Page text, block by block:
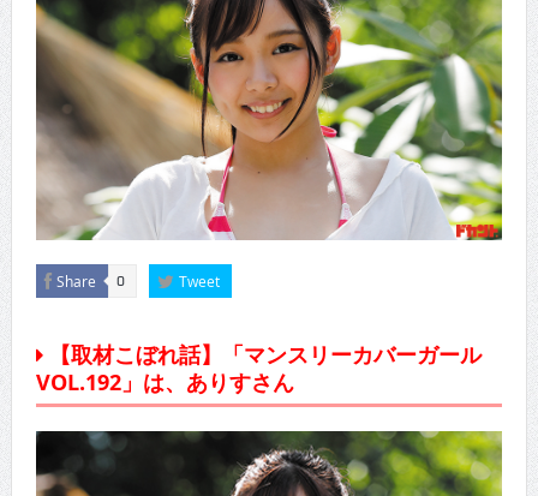
CINEMA×STYLE 294号
Share 0 Tweet
【取材こぼれ話】「マンスリーカバーガール
VOL.192」は、ありすさん